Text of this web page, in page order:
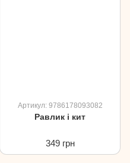
Артикул: 9786178093082
Равлик і кит
349 грн